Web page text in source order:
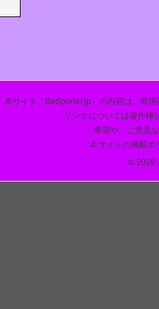
本サイト「BeSporter.jp」の内容は、商
リンクについては著作権
希望や、ご意見
本サイトの掲載ポ
© 2026